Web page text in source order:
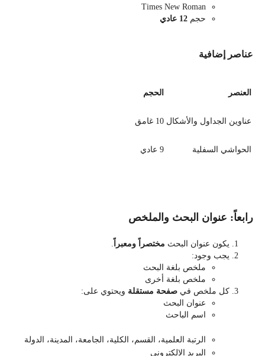
Times New Roman
حجم 12 عادي
عناصر إضافية
العنصر الحجم
عناوين الجداول والأشكال 10 غامق
الحواشي السفلية 9 عادي
رابعاً: عنوان البحث والملخص
يكون عنوان البحث مختصراً ومعبراً
يجب وجود:
ملخص بلغة البحث
ملخص بلغة أخرى
كل ملخص في صفحة مستقلة ويحتوي على:
عنوان البحث
اسم الباحث
الرتبة العلمية، القسم، الكلية، الجامعة، المدينة، الدولة
البريد الإلكتروني